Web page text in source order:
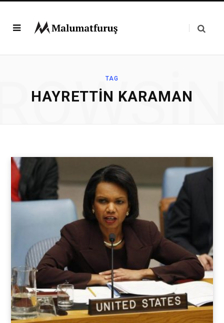
TAG
HAYRETTIN KARAMAN